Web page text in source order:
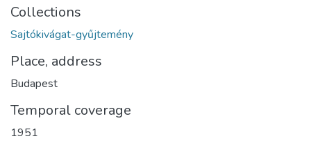
Collections
Sajtókivágat-gyűjtemény
Place, address
Budapest
Temporal coverage
1951